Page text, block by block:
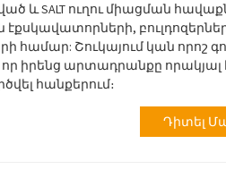
և SALT ուղու միացման
համար: Շուկայում կան որոշ
որ իրենց արտադրանքը որակյալ
հանքերում։
Դիտել